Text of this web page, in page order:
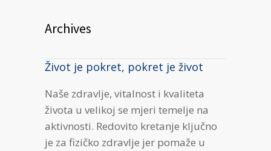
Archives
Život je pokret, pokret je život
Naše zdravlje, vitalnost i kvaliteta
života u velikoj se mjeri temelje na
aktivnosti. Redovito kretanje ključno
je za fizičko zdravlje jer pomaže u